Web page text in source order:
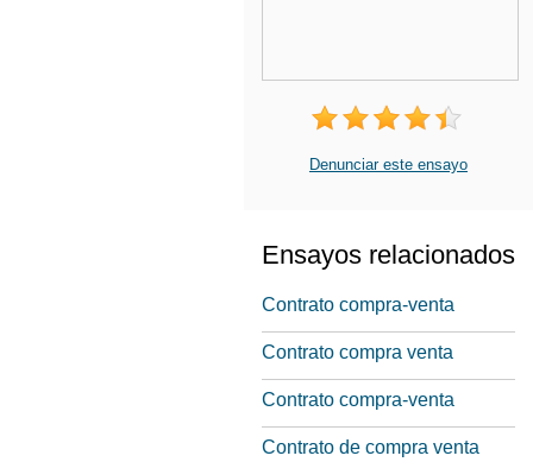
Denunciar este ensayo
Ensayos relacionados
Contrato compra-venta
Contrato compra venta
Contrato compra-venta
Contrato de compra venta